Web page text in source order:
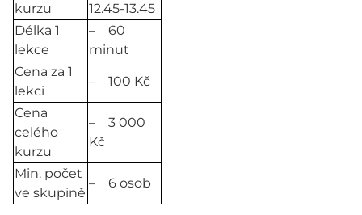
kurzu
12.45-13.45
Délka 1
lekce
– 60
minut
Cena za 1
lekci
– 100 Kč
Cena
celého
kurzu
– 3 000
Kč
Min. počet
ve skupině
– 6 osob